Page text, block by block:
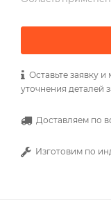
Оставьте заявку
уточнения деталей
Доставляем по
Изготовим по